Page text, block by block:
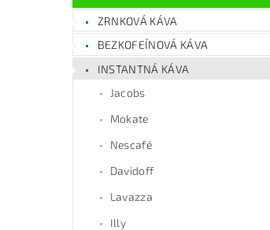
ZRNKOVÁ KÁVA
BEZKOFEÍNOVÁ KÁVA
INSTANTNÁ KÁVA
Jacobs
Mokate
Nescafé
Davidoff
Lavazza
Illy